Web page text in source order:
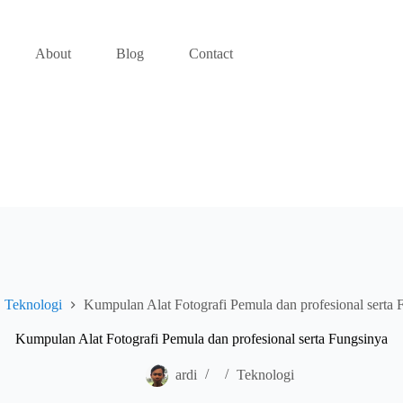
About Blog Contact
Teknologi Kumpulan Alat Fotografi Pemula dan profesional serta
Kumpulan Alat Fotografi Pemula dan profesional serta Fungsinya
ardi Teknologi